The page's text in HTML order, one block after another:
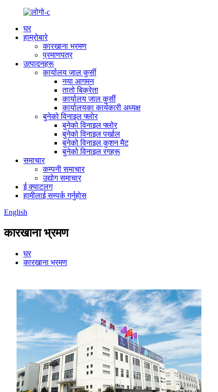
घर
हाम्रोबारे
कारखाना भ्रमण
प्रमाणपत्र
उत्पादनहरू
कार्यालय जाल कुर्सी
नया आगमन
तातो बिक्रेता
कार्यालय जाल कुर्सी
कार्यालयका कार्यकारी अध्यक्ष
बुनेको विनाइल फ्लोर
बुनेको विनाइल फ्लोर
बुनेको विनाइल पर्खाल
बुनेको विनाइल कुशन मैट
बुनेको विनाइल रगहरू
समाचार
कम्पनी समाचार
उद्योग समाचार
ई क्याटलग
हामीलाई सम्पर्क गर्नुहोस
English
कारखाना भ्रमण
घर
कारखाना भ्रमण